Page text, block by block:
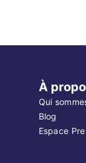
À
Qui
Blog
Espace